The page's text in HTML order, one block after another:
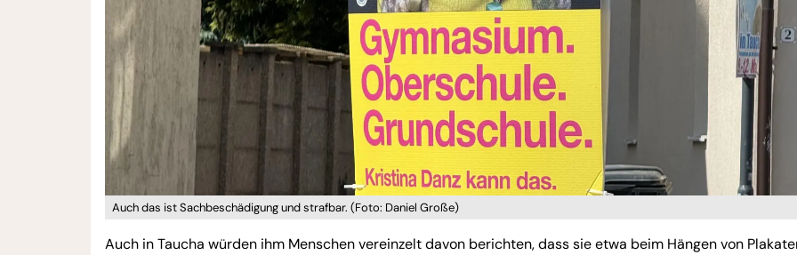
Auch das ist Sachbeschädigung und strafbar. (Foto: Daniel Große)
Auch in Taucha würden ihm Menschen vereinzelt davon berichten, dass sie etwa beim Hängen von